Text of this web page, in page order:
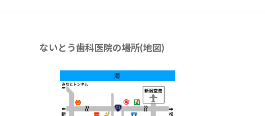
ないとう歯科医院の場所(地図)